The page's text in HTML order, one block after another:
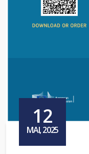
12
MAI, 2025